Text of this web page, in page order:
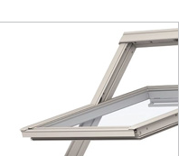
og belægningssten til indkørsel og
komplette redskabsskure og
Såvel udendørs og indendørs